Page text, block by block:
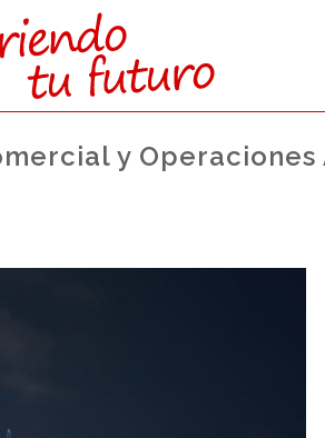
y Operaciones